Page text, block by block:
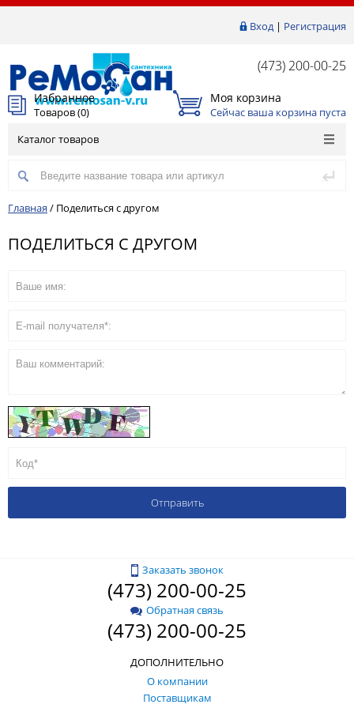
Вход| Регистрация
(473) 200-00-25
Избранное
Товаров (0)
Моя корзина
Сейчас ваша корзина пуста
Каталог товаров
Главная / Поделиться с другом
ПОДЕЛИТЬСЯ С ДРУГОМ
Заказать звонок
(473) 200-00-25
Обратная связь
(473) 200-00-25
ДОПОЛНИТЕЛЬНО
О компании
Поставщикам